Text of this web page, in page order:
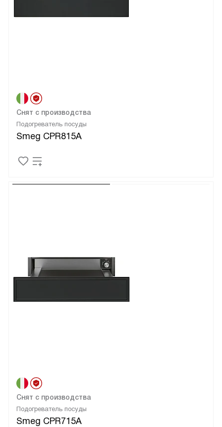
Подогреватель посуды
Smeg CPR815A
Снят с производства
Подогреватель посуды
Smeg CPR715A
Снят с производства